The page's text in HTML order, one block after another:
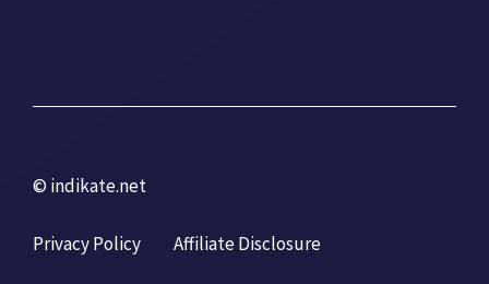
© indikate.net
Privacy Policy Affiliate Disclosure